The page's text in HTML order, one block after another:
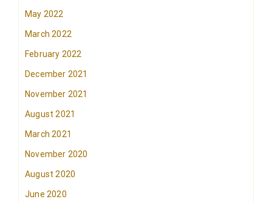
May 2022
March 2022
February 2022
December 2021
November 2021
August 2021
March 2021
November 2020
August 2020
June 2020